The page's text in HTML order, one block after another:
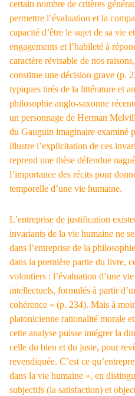
certain nombre de critères
permettre l’évaluation et la
capacité d’être le sujet de sa vie
engagements et l’habileté à
caractère révisable de nos
constitue une décision grave (p.
typiques tirés de la littérature et
philosophie anglo-saxonne
un personnage de Herman
du Gauguin imaginaire examiné
illustre l’explicitation de ces
reprend une thèse défendue
l’importance des récits pour
temporelle d’une vie humaine.
L’entreprise de justification
invariants de la vie humaine ne
dans l’entreprise de la philosophie
dans la première partie du livre,
volontiers : l’évaluation d’une
intellectuels, formulés à partir
cohérence » (p. 234). Mais à
platonicienne rationalité morale
cette analyse puisse intégrer la
celle du bien et du juste, pour
revendiquée. C’est ce
dans la vie humaine », en
subjectifs (la satisfaction) et